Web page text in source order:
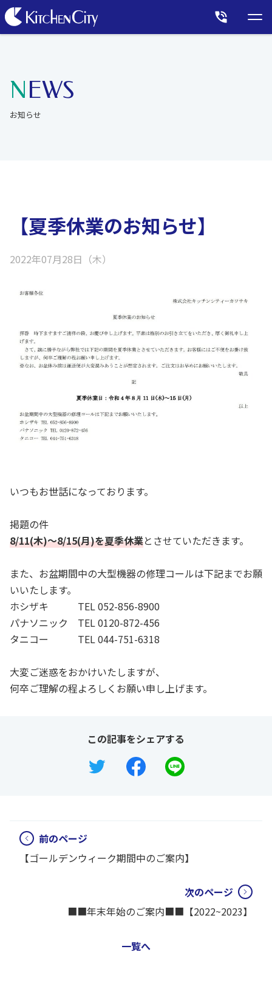
NEWS
お知らせ
【夏季休業のお知らせ】
2022年07月28日（木）
いつもお世話になっております。
掲題の件
8/11(木)～8/15(月)を夏季休業とさせていただきます。
また、お盆期間中の大型機器の修理コールは下記までお願
いいたします。
ホシザキ TEL 052-856-8900
パナソニック TEL 0120-872-456
タニコー TEL 044-751-6318
大変ご迷惑をおかけいたしますが、
何卒ご理解の程よろしくお願い申し上げます。
この記事をシェアする
前のページ
【ゴールデンウィーク期間中のご案内】
次のページ
■■年末年始のご案内■■【2022~2023】
一覧へ